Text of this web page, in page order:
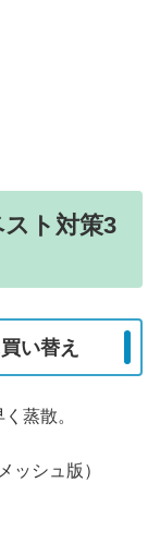
ト対策3
い替え
蒸散。
ッシュ版）